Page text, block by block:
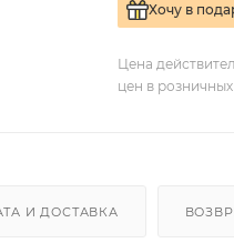
Хочу в
Цена
цен в
И ДОСТАВКА